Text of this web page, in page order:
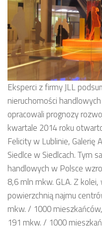
Eksperci z firmy JLL
nieruchomości
opracowali prognozy
kwartale 2014 roku
Felicity w Lublinie, Galerię
Siedlce w Siedlcach. Tym
handlowych w Polsce
8,6 mln mkw. GLA. Z
powierzchnią najmu
mkw. / 1000
191 mkw. / 1000